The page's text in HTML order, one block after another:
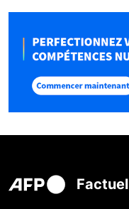
Factuel